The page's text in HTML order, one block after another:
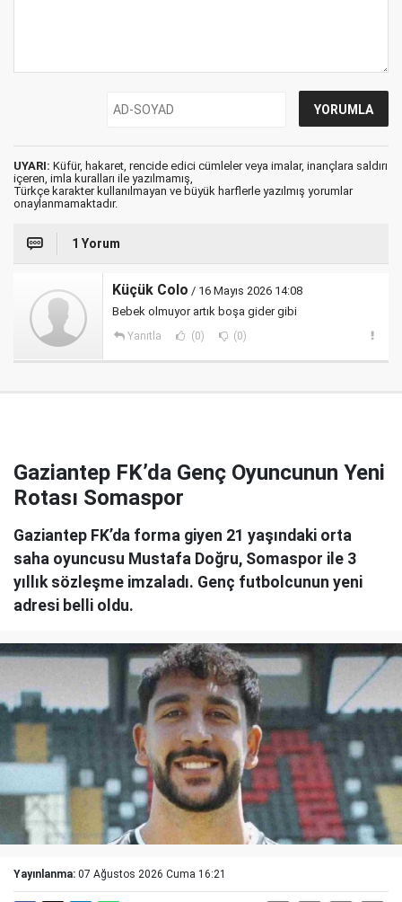
UYARI: Küfür, hakaret, rencide edici cümleler veya imalar, inançlara saldırı
içeren, imla kuralları ile yazılmamış,
Türkçe karakter kullanılmayan ve büyük harflerle yazılmış yorumlar
onaylanmamaktadır.
1 Yorum
Küçük Colo / 16 Mayıs 2026 14:08
Bebek olmuyor artık boşa gider gibi
Yanıtla (0) (0)
Gaziantep FK’da Genç Oyuncunun Yeni
Rotası Somaspor
Gaziantep FK’da forma giyen 21 yaşındaki orta
saha oyuncusu Mustafa Doğru, Somaspor ile 3
yıllık sözleşme imzaladı. Genç futbolcunun yeni
adresi belli oldu.
Yayınlanma: 07 Ağustos 2026 Cuma 16:21